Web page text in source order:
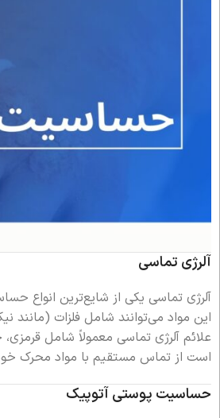
آلرژی تماسی
آلرژی تماسی یکی از شایع‌ترین انواع
این مواد می‌توانند شامل فلزات (مانند
علائم آلرژی تماسی معمولاً شامل
است از تماس مستقیم با مواد محرک
حساسیت پوستی آتوپیک